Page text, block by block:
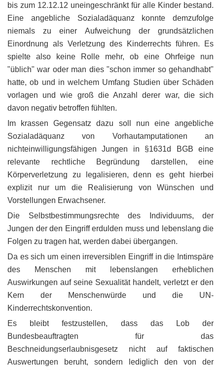
bis zum 12.12.12 uneingeschränkt für alle Kinder bestand.
Eine angebliche Sozialadäquanz konnte demzufolge
niemals zu einer Aufweichung der grundsätzlichen
Einordnung als Verletzung des Kinderrechts führen. Es
spielte also keine Rolle mehr, ob eine Ohrfeige nun
"üblich" war oder man dies "schon immer so gehandhabt"
hatte, ob und in welchem Umfang Studien über Schäden
vorlagen und wie groß die Anzahl derer war, die sich
davon negativ betroffen fühlten.
Im krassen Gegensatz dazu soll nun eine angebliche
Sozialadäquanz von Vorhautamputationen an
nichteinwilligungsfähigen Jungen in §1631d BGB eine
relevante rechtliche Begründung darstellen, eine
Körperverletzung zu legalisieren, denn es geht hierbei
explizit nur um die Realisierung von Wünschen und
Vorstellungen Erwachsener.
Die Selbstbestimmungsrechte des Individuums, der
Jungen der den Eingriff erdulden muss und lebenslang die
Folgen zu tragen hat, werden dabei übergangen.
Da es sich um einen irreversiblen Eingriff in die Intimspäre
des Menschen mit lebenslangen erheblichen
Auswirkungen auf seine Sexualität handelt, verletzt er den
Kern der Menschenwürde und die UN-
Kinderrechtskonvention.
Es bleibt festzustellen, dass das Lob der
Bundesbeauftragten für das
Beschneidungserlaubnisgesetz nicht auf faktischen
Auswertungen beruht, sondern lediglich den von der